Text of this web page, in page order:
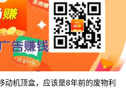
动机顶盒，应该是8年前的废物利